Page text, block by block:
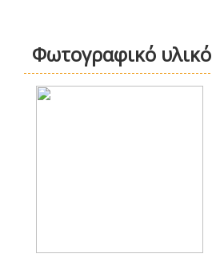
Φωτογραφικό υλικό